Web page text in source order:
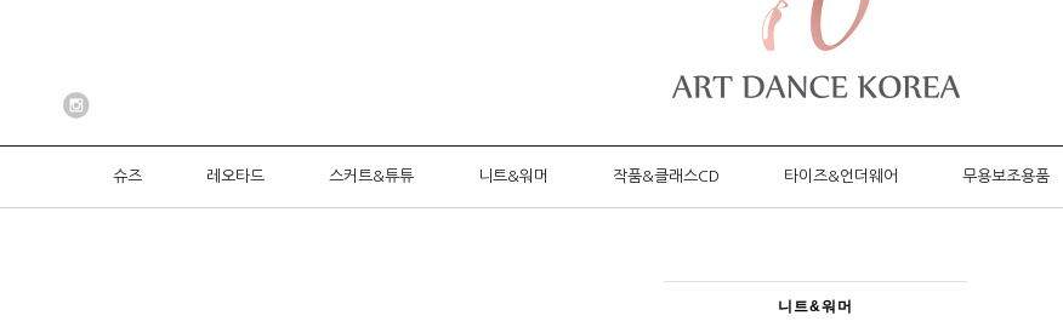
슈즈 레오타드 스커트&튜튜 니트&워머 작품&클래스CD 타이즈&언더웨어 무용보조용품
니트&워머